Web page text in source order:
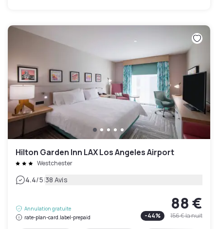
Hilton Garden Inn LAX Los Angeles Airport
Westchester
4.4/5|38 Avis
Annulation gratuite
rate-plan-card.label-prepaid
88 €
-44% 156 €la nuit